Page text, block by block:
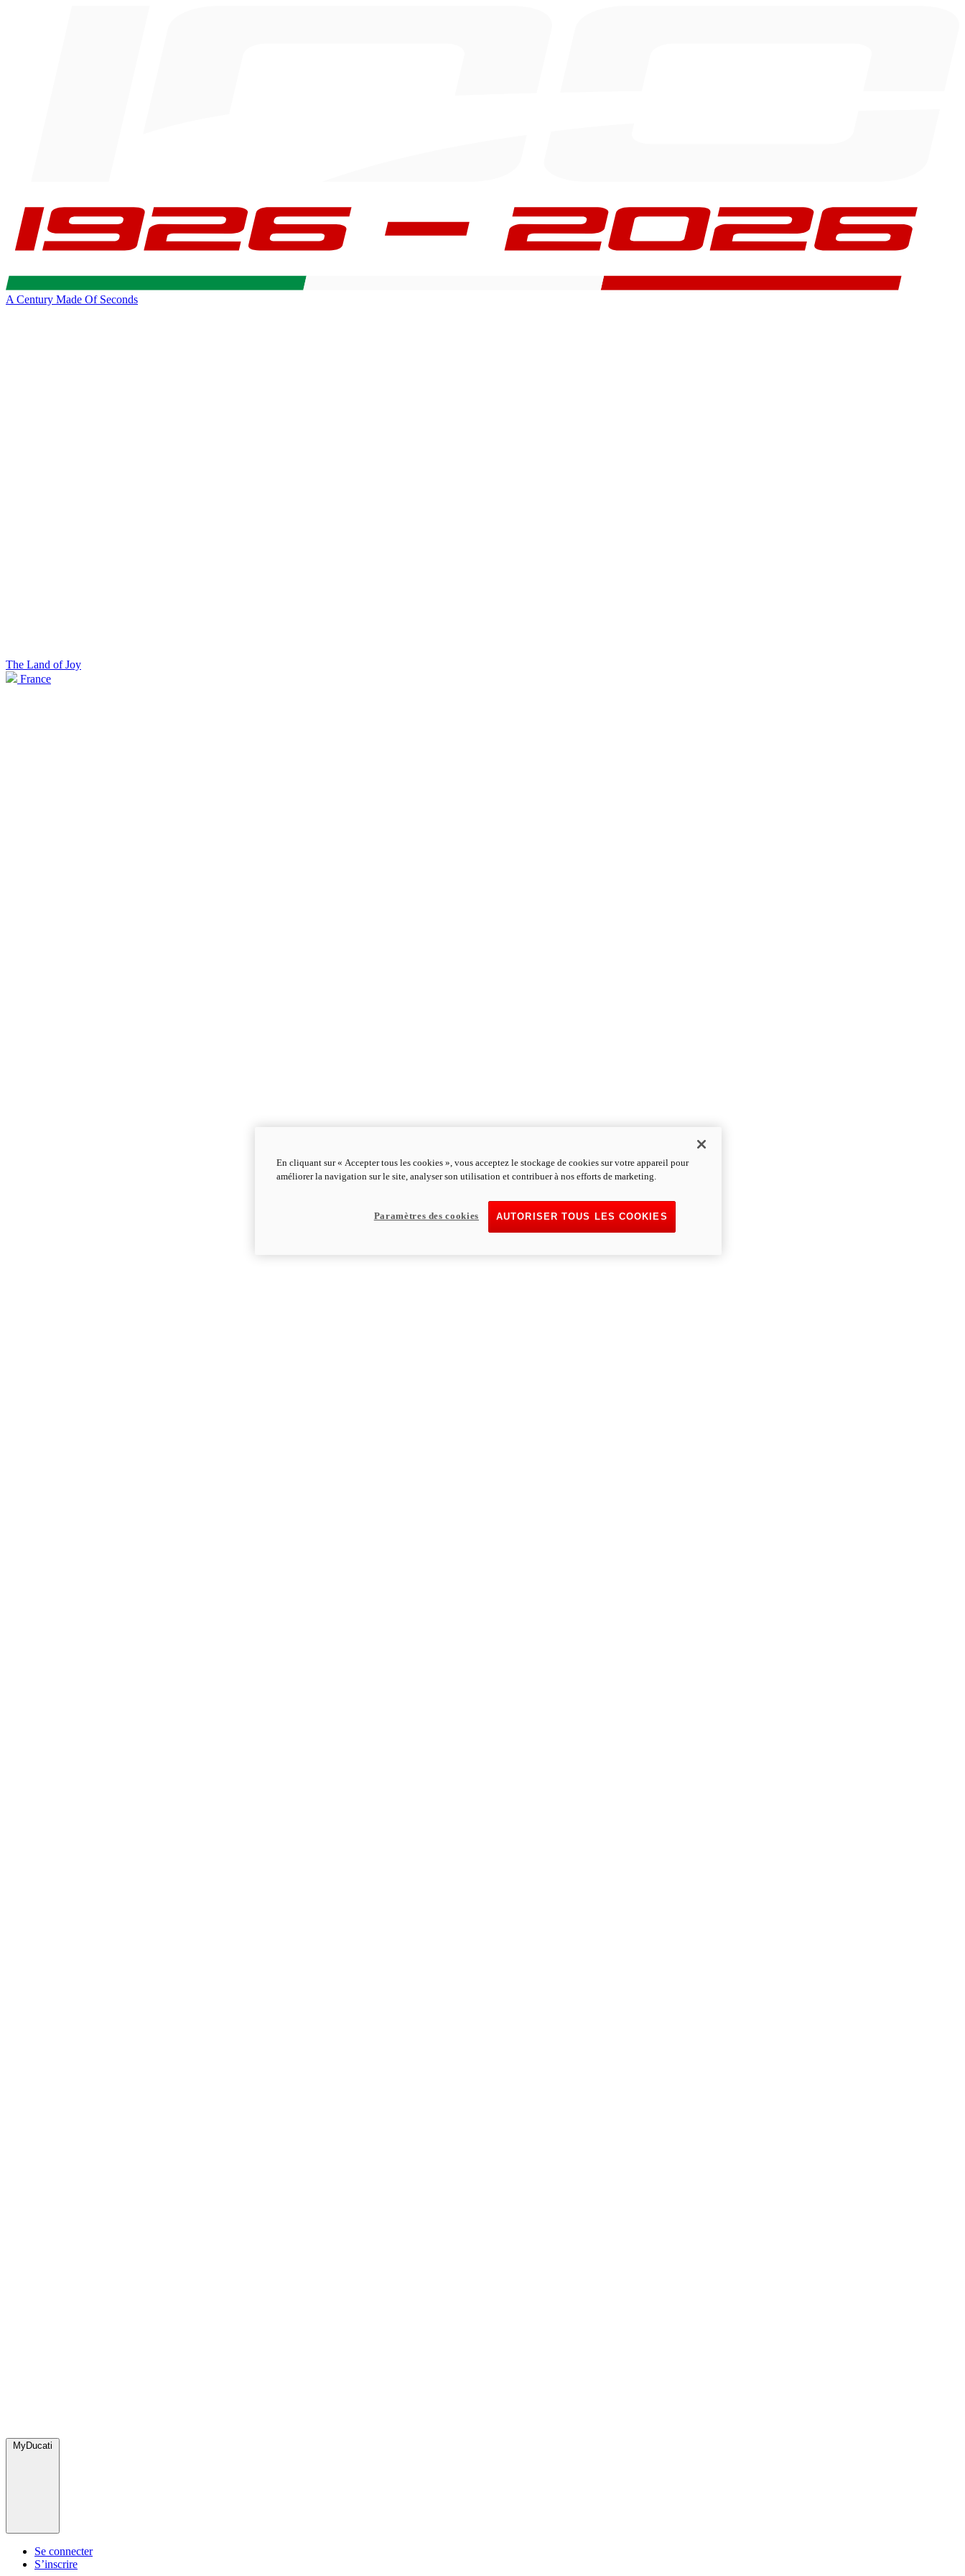
A Century Made Of Seconds
The Land of Joy
France
MyDucati
Se connecter
S’inscrire
En cliquant sur « Accepter tous les cookies », vous acceptez le stockage de cookies sur votre appareil pour
améliorer la navigation sur le site, analyser son utilisation et contribuer à nos efforts de marketing.
AUTORISER TOUS LES COOKIES
Paramètres des cookies